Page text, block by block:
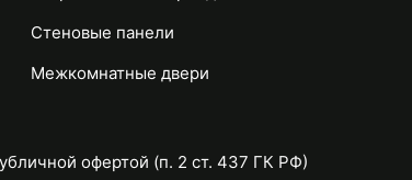
Стеновые панели
Межкомнатные двери
офертой (п. 2 ст. 437 ГК РФ)